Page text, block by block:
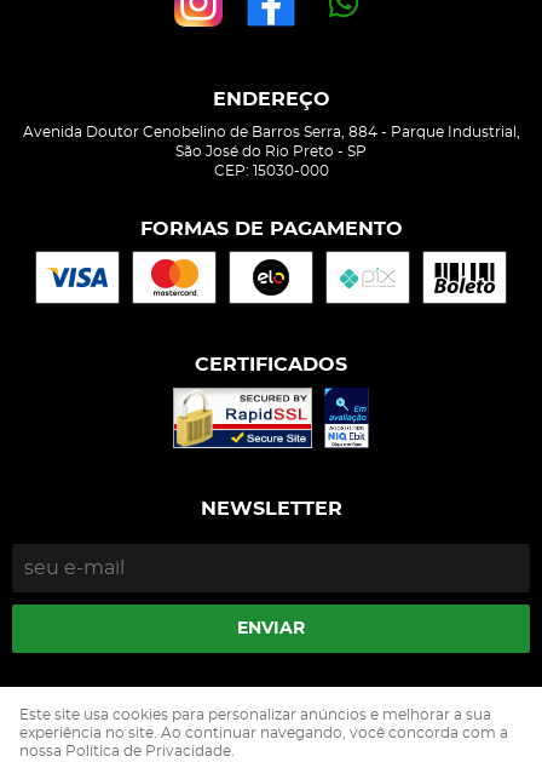
ENDEREÇO
Avenida Doutor Cenobelino de Barros Serra, 884- Parque Industrial,
São José do Rio Preto - SP
CEP: 15030-000
FORMAS DE PAGAMENTO
CERTIFICADOS
NEWSLETTER
ENVIAR
CNPJ: 05.500.229/0002-90
Este site usa cookies para personalizar anúncios e melhorar a sua
experiência no site. Ao continuar navegando, você concorda com a
nossa Política de Privacidade.